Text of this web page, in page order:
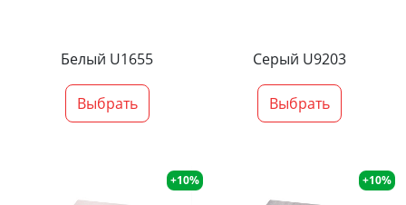
Белый U1655
Выбрать
Серый U9203
Выбрать
+10% +10%